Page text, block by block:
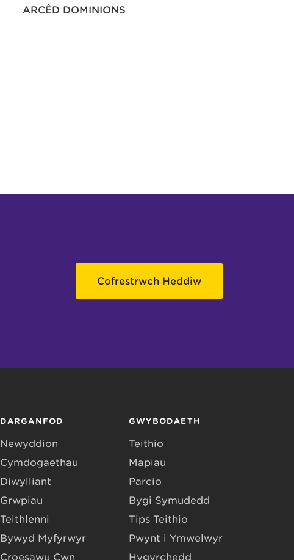
ARCÊD DOMINIONS
Cofrestrwch Heddiw
DARGANFOD
Newyddion
Cymdogaethau
Diwylliant
Grwpiau
Teithlenni
Bywyd Myfyrwyr
Croesawu Cŵn
GWYBODAETH
Teithio
Mapiau
Parcio
Bygi Symudedd
Tips Teithio
Pwynt i Ymwelwyr
Hygyrchedd